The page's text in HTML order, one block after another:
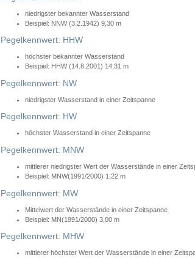
niedrigster bekannter Wasserstand
Beispiel: NNW (3.2.1942) 9,30 m
Pegelkennwert: HHW
höchster bekannter Wasserstand
Beispiel: HHW (14.8.2001) 14,31 m
Pegelkennwert: NW
niedrigster Wasserstand in einer Zeitspanne
Pegelkennwert: HW
höchster Wasserstand in einer Zeitspanne
Pegelkennwert: MNW
mittlerer niedrigster Wert der Wasserstände in einer
Beispiel: MNW(1991/2000) 1,22 m
Pegelkennwert: MW
Mittelwert der Wasserstände in einer Zeitspanne
Beispiel: MN(1991/2000) 3,00 m
Pegelkennwert: MHW
mittlerer höchster Wert der Wasserstände in einer